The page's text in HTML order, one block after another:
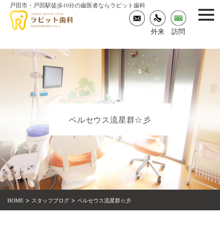
戸田市・戸田駅徒歩10分の歯医者ならラビット歯科
外来 訪問
ペルセウス流星群☆彡
HOME > スタッフブログ > ペルセウス流星群☆彡